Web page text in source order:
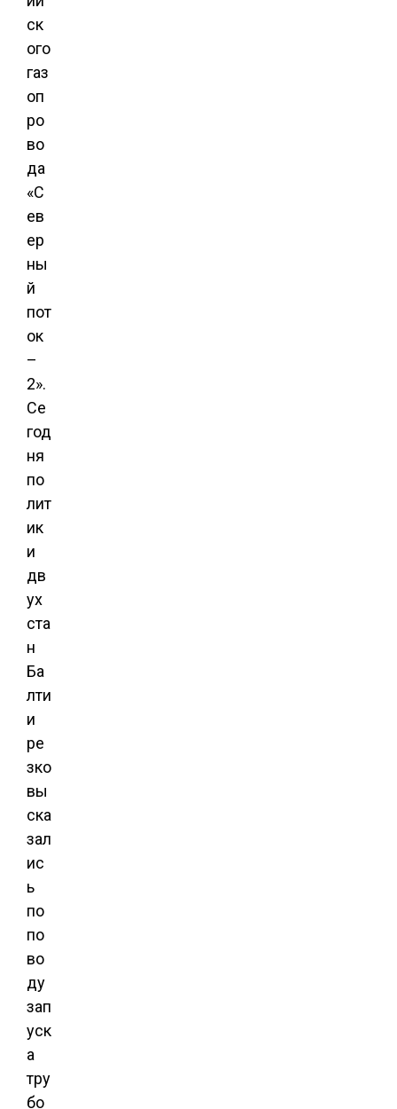
ск
ого
газ
оп
ро
во
да
«С
ев
ер
ны
й
пот
ок
–
2».
Се
год
ня
по
лит
ик
и
дв
ух
ста
н
Ба
лти
и
ре
зко
вы
ска
зал
ис
ь
по
по
во
ду
зап
уск
а
тру
бо